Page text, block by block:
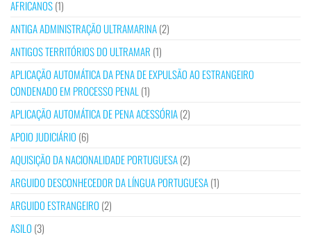
AFRICANOS(1)
ANTIGA ADMINISTRAÇÃO ULTRAMARINA(2)
ANTIGOS TERRITÓRIOS DO ULTRAMAR (1)
APLICAÇÃO AUTOMÁTICA DA PENA DE EXPULSÃO AO ESTRANGEIRO
CONDENADO EM PROCESSO PENAL (1)
APLICAÇÃO AUTOMÁTICA DE PENA ACESSÓRIA(2)
APOIO JUDICIÁRIO (6)
AQUISIÇÃO DA NACIONALIDADE PORTUGUESA(2)
ARGUIDO DESCONHECEDOR DA LÍNGUA PORTUGUESA(1)
ARGUIDO ESTRANGEIRO (2)
ASILO (3)